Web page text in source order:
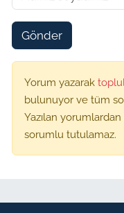
Gönder
Yorum yazarak
bulunuyor ve tüm
Yazılan
sorumlu tutulamaz.